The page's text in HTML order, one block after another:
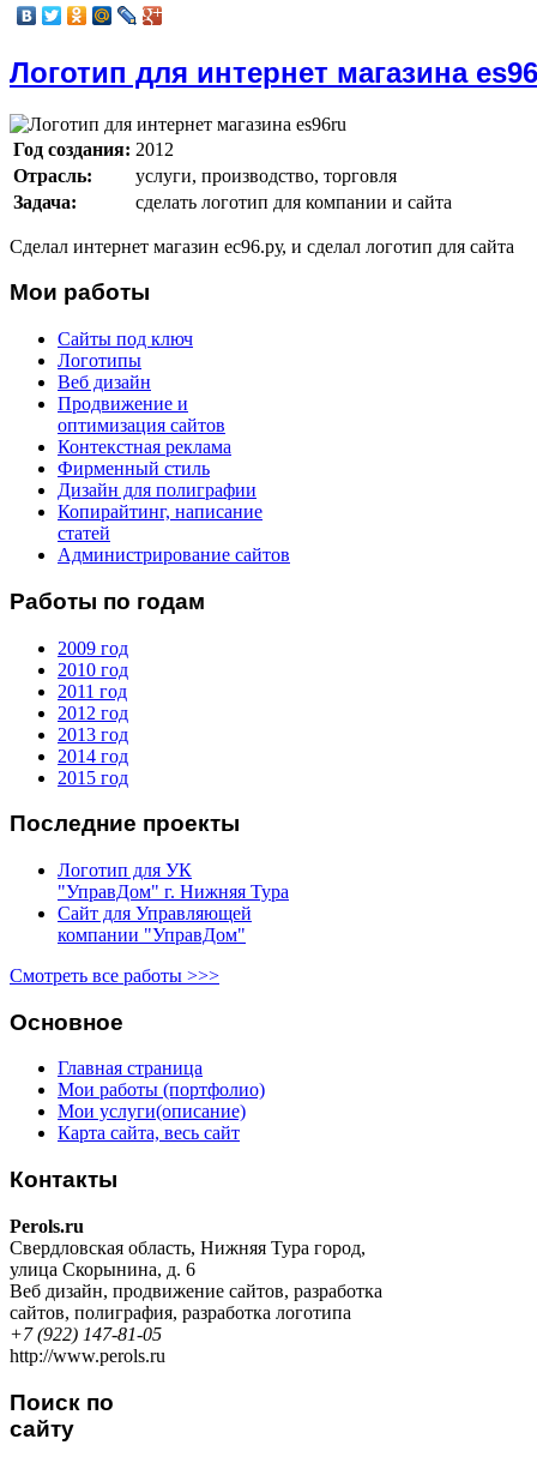
Логотип для интернет магазина
Год создания: 2012
Отрасль:
услуги, производство, торговля
Задача:
сделать логотип для компании и сайта
Сделал интернет магазин ес96.ру, и сделал логотип для сайта
Мои работы
Сайты под ключ
Логотипы
Веб дизайн
Продвижение и
оптимизация сайтов
Контекстная реклама
Фирменный стиль
Дизайн для полиграфии
Копирайтинг, написание
статей
Администрирование сайтов
Работы по годам
2009 год
2010 год
2011 год
2012 год
2013 год
2014 год
2015 год
Последние проекты
Логотип для УК
"УправДом" г. Нижняя Тура
Сайт для Управляющей
компании "УправДом"
Смотреть все работы >>>
Основное
Главная страница
Мои работы (портфолио)
Мои услуги(описание)
Карта сайта, весь сайт
Контакты
Perols.ru
Свердловская область, Нижняя Тура город,
улица Скорынина, д. 6
Веб дизайн, продвижение сайтов, разработка
сайтов, полиграфия, разработка логотипа
+7 (922) 147-81-05
http://www.perols.ru
Поиск по
сайту